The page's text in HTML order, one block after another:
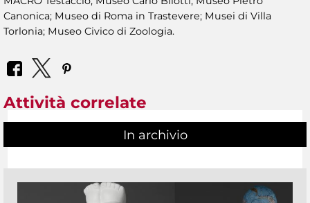
Canonica; Museo di Roma in Trastevere; Musei di Villa
Torlonia; Museo Civico di Zoologia.
Attività correlate
In archivio